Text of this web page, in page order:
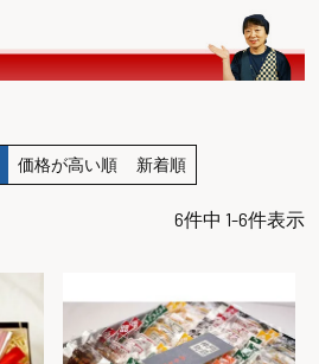
価格が高い順 新着順
6件中 1-6件表示